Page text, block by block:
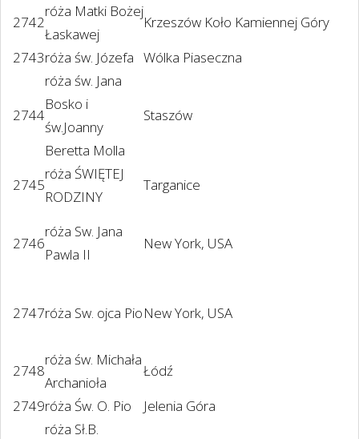
2742
róża Matki Bożej
Łaskawej
Krzeszów Koło Kamiennej Góry
2743róża św. Józefa Wólka Piaseczna
2744
róża św. Jana
Bosko i
św.Joanny
Beretta Molla
Staszów
2745
róża ŚWIĘTEJ
RODZINY
Targanice
2746
róża Sw. Jana
Pawla II
New York, USA
2747róża Sw. ojca PioNew York, USA
2748
róża św. Michała
Archanioła
Łódź
2749róża Św. O. Pio Jelenia Góra
róża Sł.B.